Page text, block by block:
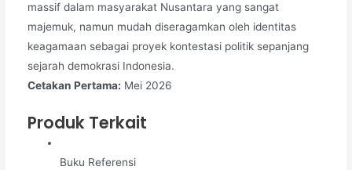
massif dalam masyarakat Nusantara yang sangat
majemuk, namun mudah diseragamkan oleh identitas
keagamaan sebagai proyek kontestasi politik sepanjang
sejarah demokrasi Indonesia.
Cetakan Pertama: Mei 2026
Produk Terkait
Buku Referensi